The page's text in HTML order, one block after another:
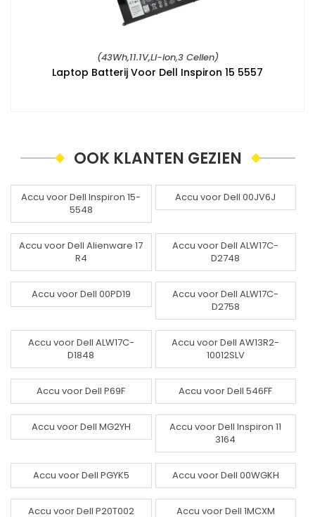
(43Wh,11.1V,Li-ion,3 Cellen)
Laptop Batterij Voor Dell Inspiron 15 5557
OOK KLANTEN GEZIEN
Accu voor Dell Inspiron 15-
5548
Accu voor Dell 00JV6J
Accu voor Dell Alienware 17
R4
Accu voor Dell ALW17C-
D2748
Accu voor Dell 00PD19
Accu voor Dell ALW17C-
D2758
Accu voor Dell ALW17C-
D1848
Accu voor Dell AW13R2-
10012SLV
Accu voor Dell P69F Accu voor Dell 546FF
Accu voor Dell MG2YH
Accu voor Dell Inspiron 11
3164
Accu voor Dell PGYK5 Accu voor Dell 00WGKH
Accu voor Dell P20T002 Accu voor Dell 1MCXM